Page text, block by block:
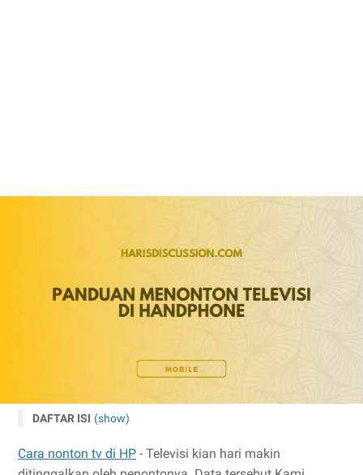
DAFTAR ISI (show)
Cara nonton tv di HP - Televisi kian hari makin